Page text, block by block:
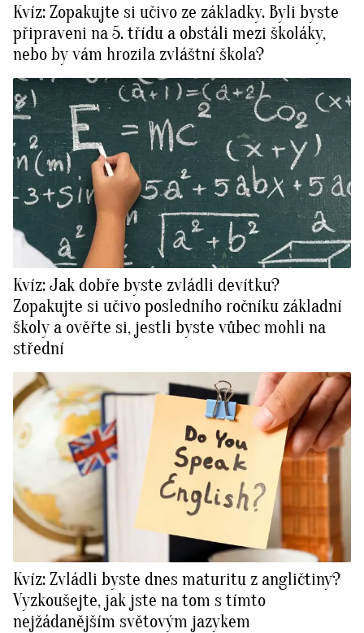
Kvíz: Zopakujte si učivo ze základky. Byli byste
připraveni na 5. třídu a obstáli mezi školáky,
nebo by vám hrozila zvláštní škola?
Kvíz: Jak dobře byste zvládli devítku?
Zopakujte si učivo posledního ročníku základní
školy a ověřte si, jestli byste vůbec mohli na
střední
Kvíz: Zvládli byste dnes maturitu z angličtiny?
Vyzkoušejte, jak jste na tom s tímto
nejžádanějším světovým jazykem